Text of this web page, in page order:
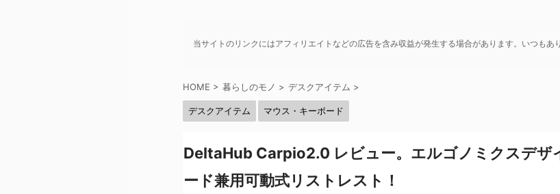
当サイトのリンクにはアフィリエイトなどの広告を含み収益が発生する場合があります。いつもあ
HOME > 暮らしのモノ > デスクアイテム >
デスクアイテム マウス・キーボード
DeltaHub Carpio2.0 レビュー。エルゴノミクスデザ
ード兼用可動式リストレスト！